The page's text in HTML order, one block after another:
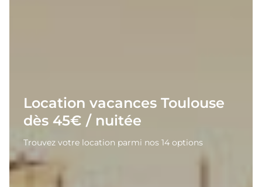
Location vacances Toulouse
dès 45€ / nuitée
Trouvez votre location parmi nos 14 options